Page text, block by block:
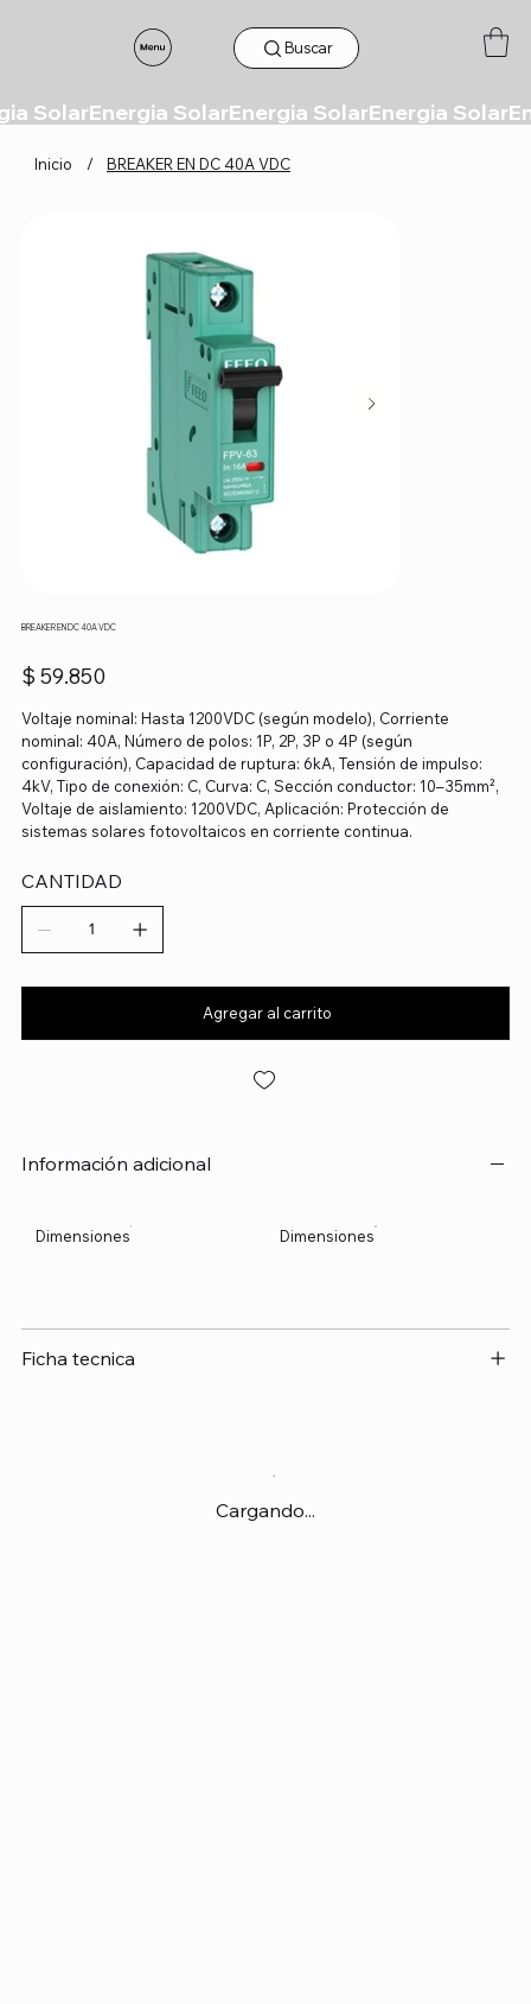
Buscar
Inicio / BREAKER EN DC 40A VDC
BREAKER EN DC 40A VDC
Precio
$ 59.850
Voltaje nominal: Hasta 1200VDC (según modelo), Corriente
nominal: 40A, Número de polos: 1P, 2P, 3P o 4P (según
configuración), Capacidad de ruptura: 6kA, Tensión de impulso:
4kV, Tipo de conexión: C, Curva: C, Sección conductor: 10–35mm²,
Voltaje de aislamiento: 1200VDC, Aplicación: Protección de
sistemas solares fotovoltaicos en corriente continua.
CANTIDAD
Agregar al carrito
Información adicional
Dimensiones Dimensiones
Ficha tecnica
Cargando...